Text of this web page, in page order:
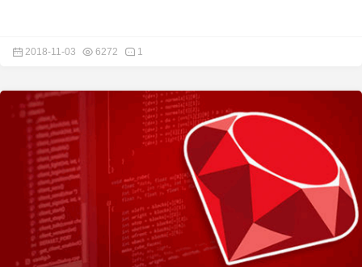
2018-11-03 6272 1